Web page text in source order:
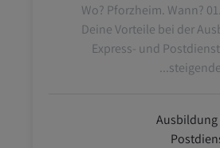
Wo? Pforzheim. Wann?
Deine Vorteile bei der
Express- und
Ausbildung